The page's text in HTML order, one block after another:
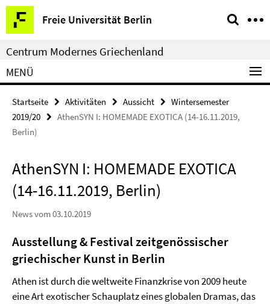
Springe
direkt
zu
Inhalt
Freie Universität Berlin
Service-
Navigation
Centrum Modernes Griechenland
MENÜ
Startseite Aktivitäten Aussicht
Wintersemester
2019/20
AthenSYN I: HOMEMADE EXOTICA (14-16.11.2019,
Berlin)
AthenSYN I: HOMEMADE EXOTICA
(14-16.11.2019, Berlin)
News vom 03.10.2019
Ausstellung & Festival zeitgenössischer
griechischer Kunst in Berlin
Athen ist durch die weltweite Finanzkrise von 2009 heute
eine Art exotischer Schauplatz eines globalen Dramas, das